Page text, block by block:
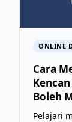
ONLINE
Cara
Boleh
Pelajari